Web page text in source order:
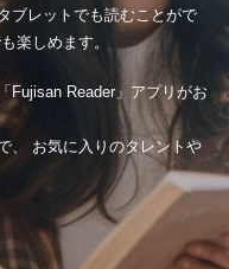
ブレットでも読むことがで
楽しめます。
Fujisan Reader」アプリがお
、 お気に入りのタレントや